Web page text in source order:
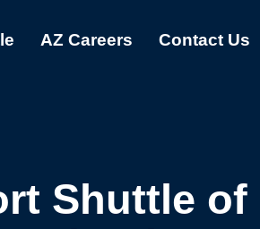
AZ Careers Contact Us
Shuttle of